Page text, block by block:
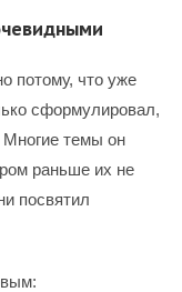
потому, что уже
сформулировал,
Многие темы он
раньше их не
посвятил